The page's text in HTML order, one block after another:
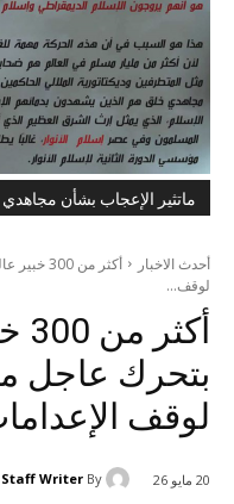
ماتثير الإعجاب بشأن
أحدث الاخبار
أكثر من
لوقف...
بتحرك عاجل
لوقف
20 مايو 26 By
Staff Writer